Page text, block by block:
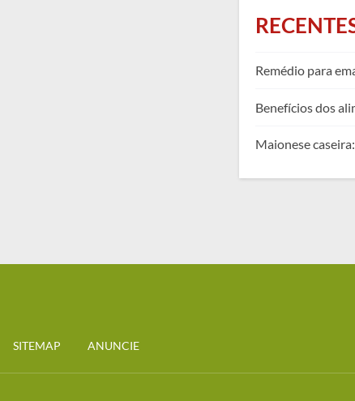
Remédio para
Benefícios dos
Maionese
SITEMAP ANUNCIE